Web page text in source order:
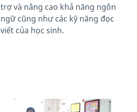
trợ và nâng cao khả năng ngôn
ngữ cũng như các kỹ năng đọc
viết của học sinh.
News image